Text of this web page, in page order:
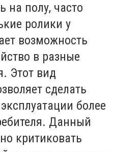
на полу, часто
ролики у
возможность
в разные
Этот вид
сделать
более
Данный
критиковать